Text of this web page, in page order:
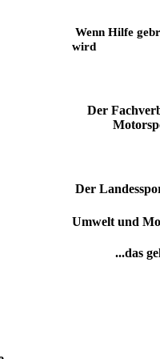
Wenn Hilfe
wird
Der
Der
Umwelt und
...das